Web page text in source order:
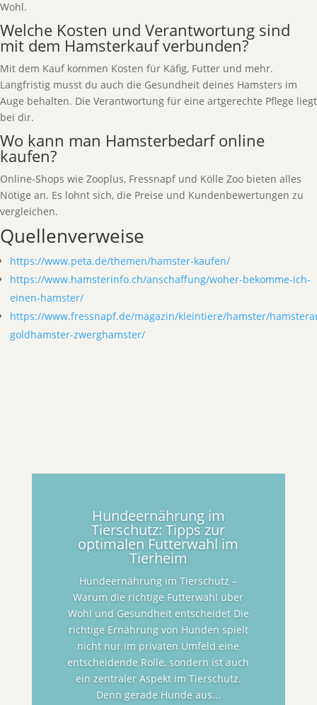
Wohl.
Welche Kosten und Verantwortung sind
mit dem Hamsterkauf verbunden?
Mit dem Kauf kommen Kosten für Käfig, Futter und mehr.
Langfristig musst du auch die Gesundheit deines Hamsters im
Auge behalten. Die Verantwortung für eine artgerechte Pflege liegt
bei dir.
Wo kann man Hamsterbedarf online
kaufen?
Online-Shops wie Zooplus, Fressnapf und Kölle Zoo bieten alles
Nötige an. Es lohnt sich, die Preise und Kundenbewertungen zu
vergleichen.
Quellenverweise
https://www.peta.de/themen/hamster-kaufen/
https://www.hamsterinfo.ch/anschaffung/woher-bekomme-ich-
einen-hamster/
https://www.fressnapf.de/magazin/kleintiere/hamster/
goldhamster-zwerghamster/
Hundeernährung im
Tierschutz: Tipps zur
optimalen Futterwahl im
Tierheim
Hundeernährung im Tierschutz –
Warum die richtige Futterwahl über
Wohl und Gesundheit entscheidet Die
richtige Ernährung von Hunden spielt
nicht nur im privaten Umfeld eine
entscheidende Rolle, sondern ist auch
ein zentraler Aspekt im Tierschutz.
Denn gerade Hunde aus...